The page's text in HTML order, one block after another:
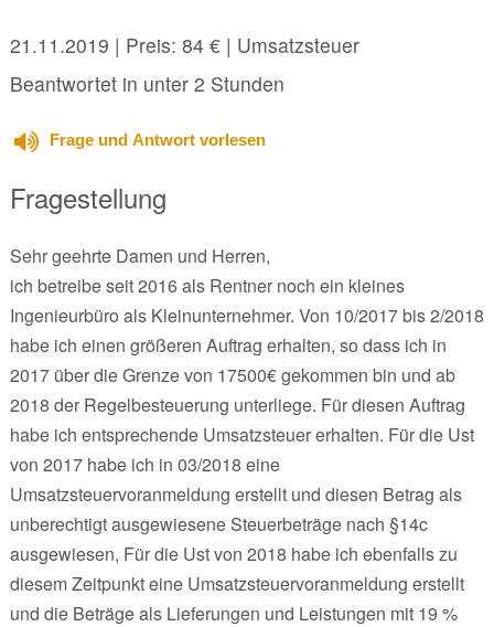
21.11.2019 | Preis: 84 € | Umsatzsteuer
Beantwortet in unter 2 Stunden
Frage und Antwort vorlesen
Fragestellung
Sehr geehrte Damen und Herren,
ich betreibe seit 2016 als Rentner noch ein kleines
Ingenieurbüro als Kleinunternehmer. Von 10/2017 bis 2/2018
habe ich einen größeren Auftrag erhalten, so dass ich in
2017 über die Grenze von 17500€ gekommen bin und ab
2018 der Regelbesteuerung unterliege. Für diesen Auftrag
habe ich entsprechende Umsatzsteuer erhalten. Für die Ust
von 2017 habe ich in 03/2018 eine
Umsatzsteuervoranmeldung erstellt und diesen Betrag als
unberechtigt ausgewiesene Steuerbeträge nach §14c
ausgewiesen, Für die Ust von 2018 habe ich ebenfalls zu
diesem Zeitpunkt eine Umsatzsteuervoranmeldung erstellt
und die Beträge als Lieferungen und Leistungen mit 19 %